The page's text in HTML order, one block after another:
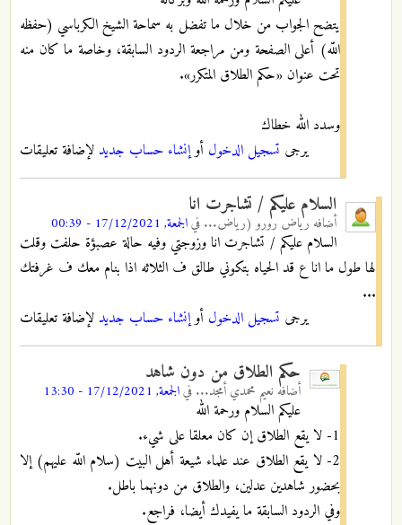
يتضح الجواب من خلال ما تفضل به سماحة الشيخ الكرباسي (حفظه
اللّه) أعلى الصفحة ومن مراجعة الردود السابقة، وخاصة ما كان منه
تحت عنوان «حكم الطلاق المتكرر».
وسدد الله خطاك
يرجى تسجيل الدخول أوإنشاء حساب جديد لإضافة تعليقات
السلام عليكم / تشاجرت انا
أضافه رياض رورو (رياض... فيالجمعة, 17/12/2021 - 00:39
السلام عليكم / تشاجرت انا وزوجتي وفيه حالة عصبؤة حلفت وقلت
لها طول ما انا ع قد الحياه بتكوني طالق ف الثلاثه اذا بنام معك ف غرفتك
...
يرجى تسجيل الدخول أوإنشاء حساب جديد لإضافة تعليقات
حكم الطلاق من دون شاهد
أضافه نعيم محمدي أمجد... فيالجمعة, 17/12/2021 - 13:30
عليكم السلام ورحمة الله
1- لا يقع الطلاق إن كان معلقا على شيء.
2- لا يقع الطلاق عند علماء شيعة أهل البيت (سلام اللّه عليهم) إلا
بحضور شاهدين عدلين، والطلاق من دونهما باطل.
وفي الردود السابقة ما يفيدك أيضا، فراجع.